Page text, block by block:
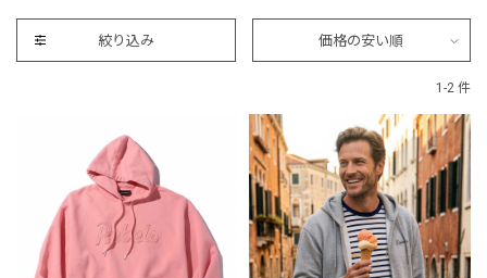
絞り込み 価格の安い順
1-2 件